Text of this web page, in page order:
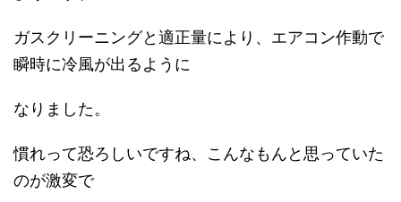
ガスクリーニングと適正量により、エアコン作動で
瞬時に冷風が出るように
なりました。
慣れって恐ろしいですね、こんなもんと思っていた
のが激変で